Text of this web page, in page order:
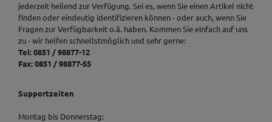
jederzeit heilend zur Verfügung. Sei es, wenn Sie einen Artikel nicht
finden oder eindeutig identifizieren können - oder auch, wenn Sie
Fragen zur Verfügbarkeit o.ä. haben. Kommen Sie einfach auf uns
zu - wir helfen schnellstmöglich und sehr gerne:
Tel: 0851 / 98877-12
Fax: 0851 / 98877-55
Supportzeiten
Montag bis Donnerstag: